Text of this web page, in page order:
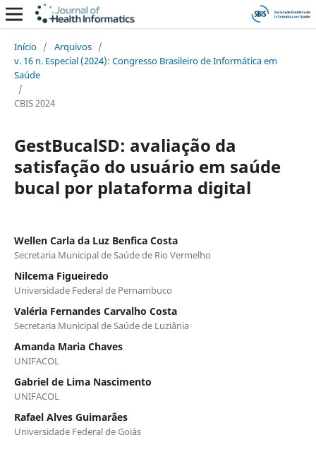
Início / Arquivos /
v. 16 n. Especial (2024): Congresso Brasileiro de Informática em
Saúde
/
CBIS 2024
GestBucalSD: avaliação da
satisfação do usuário em saúde
bucal por plataforma digital
Wellen Carla da Luz Benfica Costa
Secretaria Municipal de Saúde de Rio Vermelho
Nilcema Figueiredo
Universidade Federal de Pernambuco
Valéria Fernandes Carvalho Costa
Secretaria Municipal de Saúde de Luziânia
Amanda Maria Chaves
UNIFACOL
Gabriel de Lima Nascimento
UNIFACOL
Rafael Alves Guimarães
Universidade Federal de Goiás